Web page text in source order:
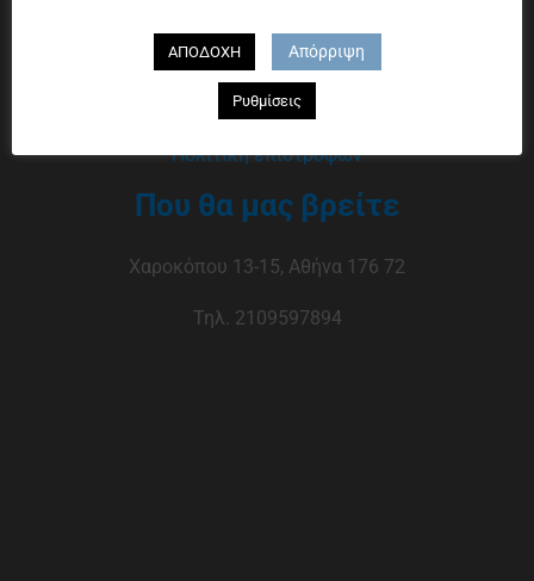
Πληροφορίες
Τρόποι πληρωμής
Τρόποι αποστολής
Πολιτική επιστροφών
Που θα μας βρείτε
Χαροκόπου 13-15, Αθήνα 176 72
Τηλ. 2109597894
ΑΠΟΔΟΧΗ Απόρριψη
Ρυθμίσεις